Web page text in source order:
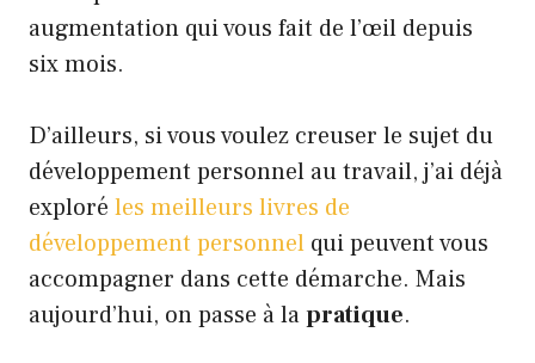
augmentation qui vous fait de l’œil depuis
six mois.
D’ailleurs, si vous voulez creuser le sujet du
développement personnel au travail, j’ai déjà
exploré les meilleurs livres de
développement personnel qui peuvent vous
accompagner dans cette démarche. Mais
aujourd’hui, on passe à lapratique.